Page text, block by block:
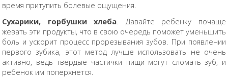
время притупить болевые ощущения.
Сухарики, горбушки хлеба . Давайте ребенку почаще
жевать эти продукты, что в свою очередь поможет уменьшить
боль и ускорит процесс прорезывания зубов. При появлении
первого зубика, этот метод лучше использовать не очень
активно, ведь твердые частички пищи могут сломать зуб, и
ребенок им поперхнется.